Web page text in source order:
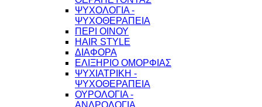
ΨΥΧΟΛΟΓΙΑ -
ΨΥΧΟΘΕΡΑΠΕΙΑ
ΠΕΡΙ ΟΙΝΟΥ
HAIR STYLE
ΔΙΑΦΟΡΑ
ΕΛΙΞΗΡΙΟ ΟΜΟΡΦΙΑΣ
ΨΥΧΙΑΤΡΙΚΗ -
ΨΥΧΟΘΕΡΑΠΕΙΑ
ΟΥΡΟΛΟΓΙΑ -
ΑΝΔΡΟΛΟΓΙΑ